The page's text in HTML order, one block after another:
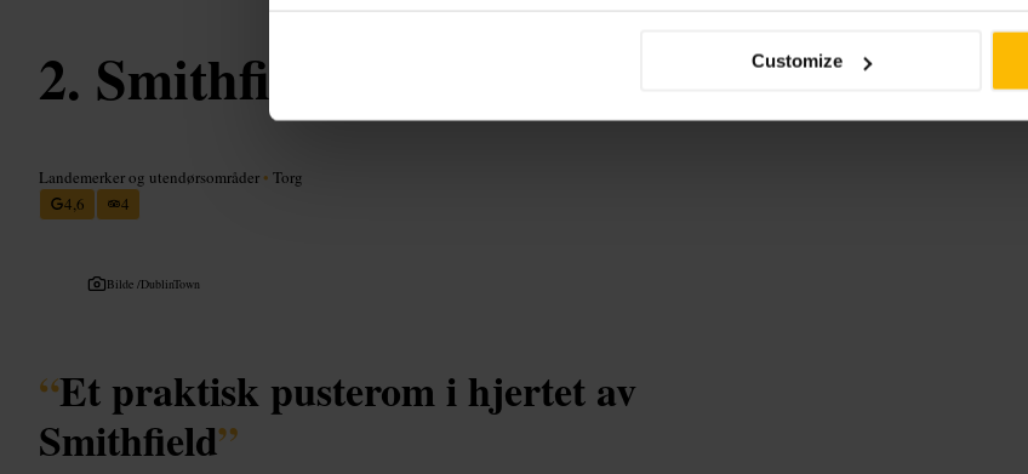
Customize
Smithfield Square
Landemerker og utendørsområder • Torg
4,6
4
Bilde /DublinTown
“Et praktisk pusterom i hjertet av
Smithfield”